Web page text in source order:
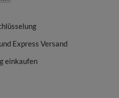
Express Versand
einkaufen